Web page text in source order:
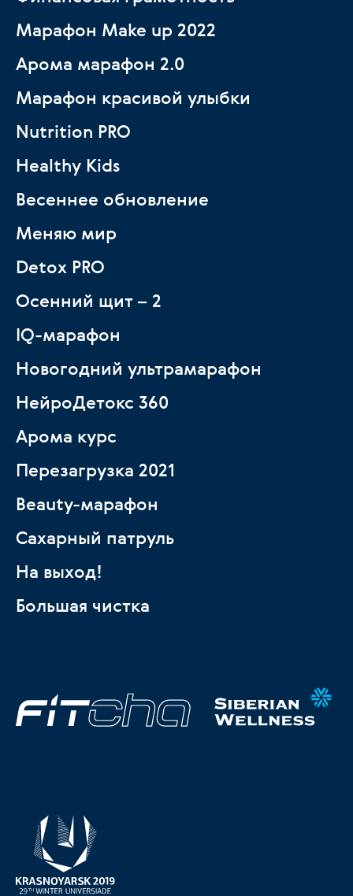
Марафон Make up 2022
Арома марафон 2.0
Марафон красивой улыбки
Nutrition PRO
Healthy Kids
Весеннее обновление
Меняю мир
Detox PRO
Осенний щит – 2
IQ-марафон
Новогодний ультрамарафон
НейроДетокс 360
Арома курс
Перезагрузка 2021
Beauty-марафон
Сахарный патруль
На выход!
Большая чистка